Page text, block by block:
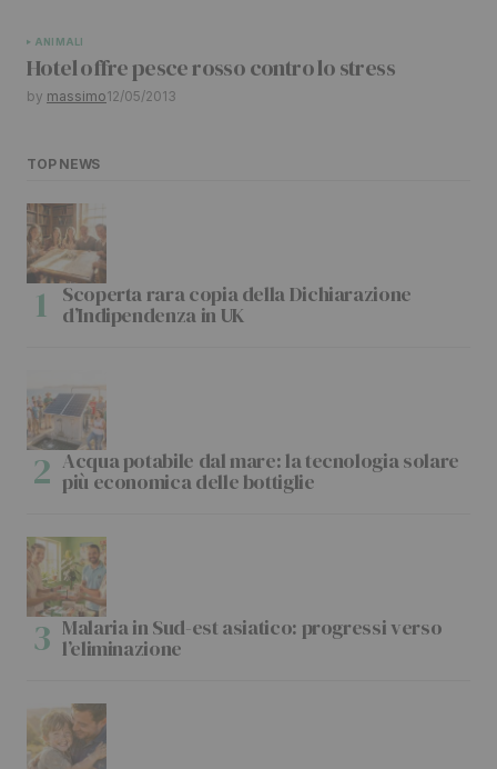
ANIMALI
Hotel offre pesce rosso contro lo stress
by massimo12/05/2013
TOP NEWS
Scoperta rara copia della Dichiarazione
d’Indipendenza in UK
Acqua potabile dal mare: la tecnologia solare
più economica delle bottiglie
Malaria in Sud-est asiatico: progressi verso
l’eliminazione